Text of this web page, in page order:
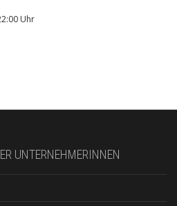
Uhr
UNTERNEHMERINNEN